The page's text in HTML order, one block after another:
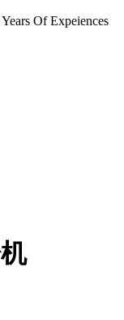
Of Expeiences